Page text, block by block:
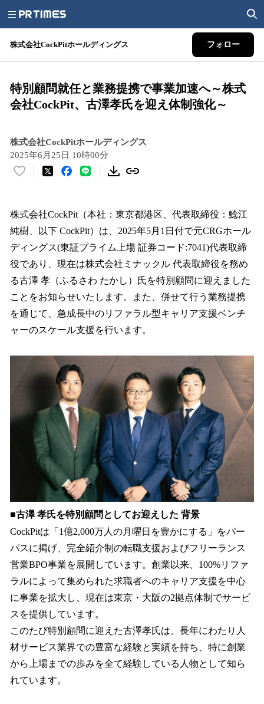
株式会社CockPitホールディングス フォロー
特別顧問就任と業務提携で事業加速へ～株式
会社CockPit、古澤孝氏を迎え体制強化～
株式会社CockPitホールディングス
2025年6月25日 10時00分
い
！
数
を
読
み
込
み
中
で
株式会社CockPit（本社：東京都港区、代表取締役：鯰江
純樹、以下 CockPit）は、2025年5月1日付で元CRGホール
ディングス(東証プライム上場 証券コード:7041)代表取締
役であり、現在は株式会社ミナックル 代表取締役を務め
る古澤 孝（ふるさわ たかし）氏を特別顧問に迎えました
ことをお知らせいたします。また、併せて行う業務提携
を通じて、急成長中のリファラル型キャリア支援ベンチ
ャーのスケール支援を行います。
■古澤 孝氏を特別顧問としてお迎えした 背景
CockPitは「1億2,000万人の月曜日を豊かにする」をパー
パスに掲げ、完全紹介制の転職支援およびフリーランス
営業BPO事業を展開しています。創業以来、100%リファ
ラルによって集められた求職者へのキャリア支援を中心
に事業を拡大し、現在は東京・大阪の2拠点体制でサービ
スを提供しています。
このたび特別顧問に迎えた古澤孝氏は、長年にわたり人
材サービス業界での豊富な経験と実績を持ち、特に創業
から上場までの歩みを全て経験している人物として知ら
れています。